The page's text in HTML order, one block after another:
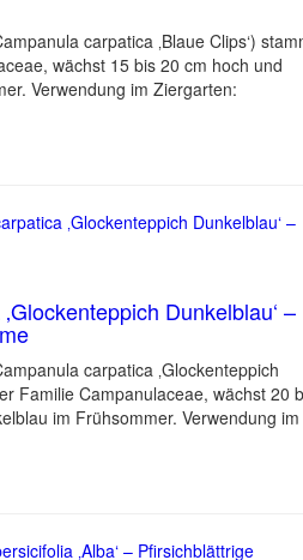
carpatica ‚Blaue Clips‘)
wächst 15 bis 20 cm hoch und
Verwendung im Ziergarten:
Dunkelblau‘ –
carpatica ‚Glockenteppich
Familie Campanulaceae, wächst 20
im Frühsommer. Verwendung im